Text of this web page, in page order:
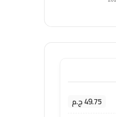
49.75 ج.م